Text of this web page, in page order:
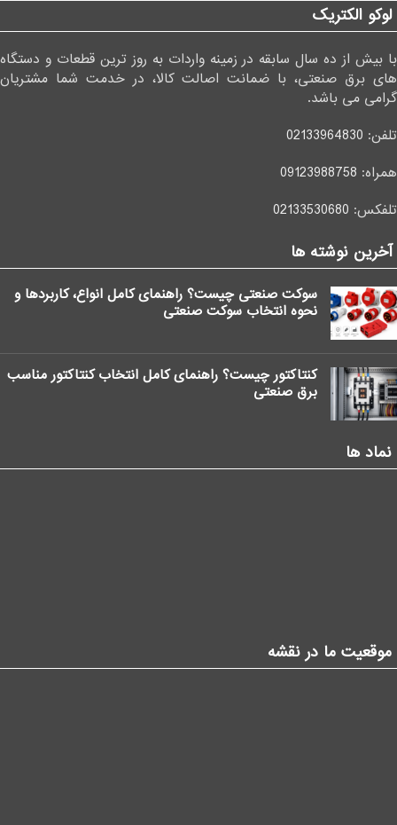
لوکو الکتریک
با بیش از ده سال سابقه در زمینه واردات به روز ترین قطعات و دستگاه
های برق صنعتی، با ضمانت اصالت کالا، در خدمت شما مشتریان
گرامی می باشد.
تلفن: 02133964830
همراه: 09123988758
تلفکس: 02133530680
آخرین نوشته ها
سوکت صنعتی چیست؟ راهنمای کامل انواع، کاربردها و
نحوه انتخاب سوکت صنعتی
کنتاکتور چیست؟ راهنمای کامل انتخاب کنتاکتور مناسب
برق صنعتی
نماد ها
موقعیت ما در نقشه